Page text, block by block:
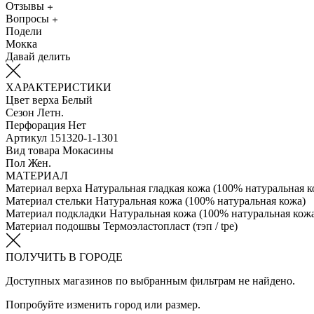
Отзывы
Вопросы
Подели
Мокка
Давай делить
ХАРАКТЕРИСТИКИ
Цвет верха Белый
Сезон Летн.
Перфорация Нет
Артикул 151320-1-1301
Вид товара Мокасины
Пол Жен.
МАТЕРИАЛ
Материал верха Натуральная гладкая кожа (100% натуральная
Материал стельки Натуральная кожа (100% натуральная кожа)
Материал подкладки Натуральная кожа (100% натуральная
Материал подошвы Термоэластопласт (тэп / tpe)
ПОЛУЧИТЬ В ГОРОДЕ
Доступных магазинов по выбранным фильтрам не найдено.
Попробуйте изменить город или размер.